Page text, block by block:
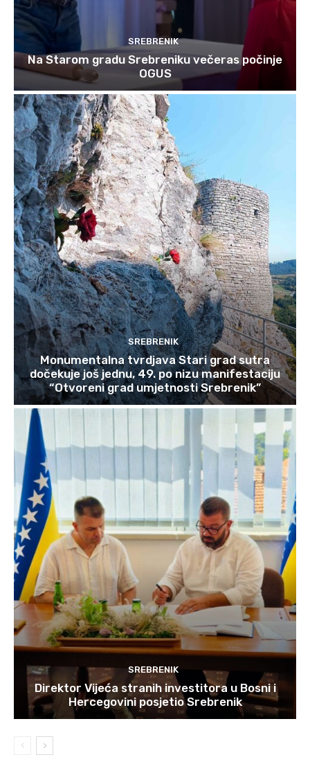
SREBRENIK
Na Starom gradu Srebreniku večeras počinje
OGUS
SREBRENIK
Monumentalna tvrdjava Stari grad sutra
dočekuje još jednu, 49. po nizu manifestaciju
“Otvoreni grad umjetnosti Srebrenik”
SREBRENIK
Direktor Vijeća stranih investitora u Bosni i
Hercegovini posjetio Srebrenik